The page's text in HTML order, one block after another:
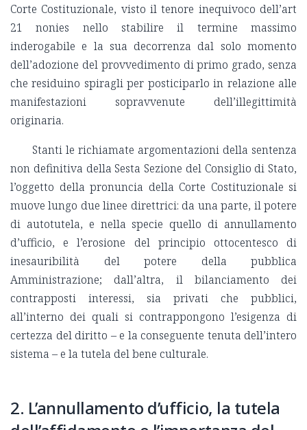
Corte Costituzionale, visto il tenore inequivoco dell’art
21 nonies nello stabilire il termine massimo
inderogabile e la sua decorrenza dal solo momento
dell’adozione del provvedimento di primo grado, senza
che residuino spiragli per posticiparlo in relazione alle
manifestazioni sopravvenute dell’illegittimità
originaria.
Stanti le richiamate argomentazioni della sentenza
non definitiva della Sesta Sezione del Consiglio di Stato,
l’oggetto della pronuncia della Corte Costituzionale si
muove lungo due linee direttrici: da una parte, il potere
di autotutela, e nella specie quello di annullamento
d’ufficio, e l’erosione del principio ottocentesco di
inesauribilità del potere della pubblica
Amministrazione; dall’altra, il bilanciamento dei
contrapposti interessi, sia privati che pubblici,
all’interno dei quali si contrappongono l’esigenza di
certezza del diritto – e la conseguente tenuta dell’intero
sistema – e la tutela del bene culturale.
2. L’annullamento d’ufficio, la tutela